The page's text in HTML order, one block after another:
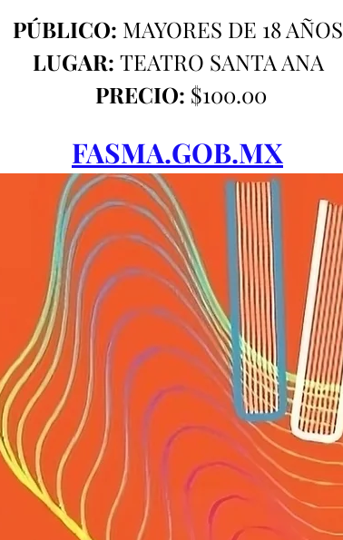
PÚBLICO: MAYORES DE 18 AÑOS
LUGAR: TEATRO SANTA ANA
PRECIO: $100.00
FASMA.GOB.MX